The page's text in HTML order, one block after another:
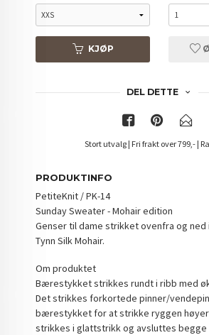
KJØP
DEL DETTE
Stort utvalg | Fri frakt over 799,- |
PRODUKTINFO
PetiteKnit / PK-14
Sunday Sweater - Mohair edition
Genser til dame strikket ovenfra og
Tynn Silk Mohair.
Om produktet
Bærestykket strikkes rundt i ribb med
Det strikkes forkortede pinner/
bærestykket for at strikke ryggen
strikkes i glattstrikk og avsluttes begge